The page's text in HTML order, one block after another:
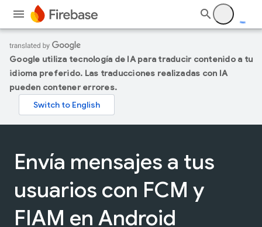
Google utiliza tecnología de IA para traducir contenido a tu
idioma preferido. Las traducciones realizadas con IA
pueden contener errores.
Envía mensajes a tus
usuarios con FCM y
FIAM en Android